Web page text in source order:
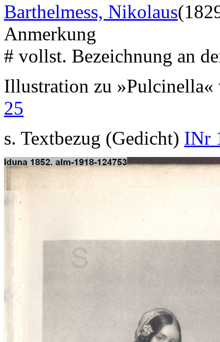
Barthelmess, Nikolaus
Anmerkung
# vollst. Bezeichnung an
Illustration zu
25
s. Textbezug (Gedicht) INr